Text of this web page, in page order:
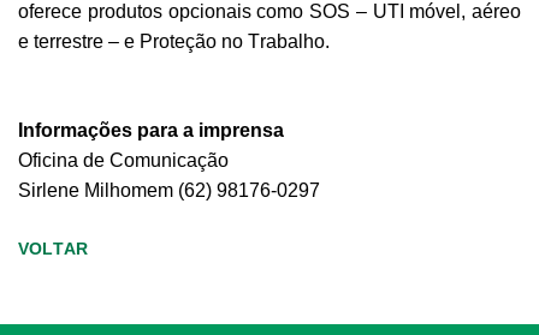
oferece produtos opcionais como SOS – UTI móvel, aéreo
e terrestre – e Proteção no Trabalho.
Informações para a imprensa
Oficina de Comunicação
Sirlene Milhomem (62) 98176-0297
VOLTAR